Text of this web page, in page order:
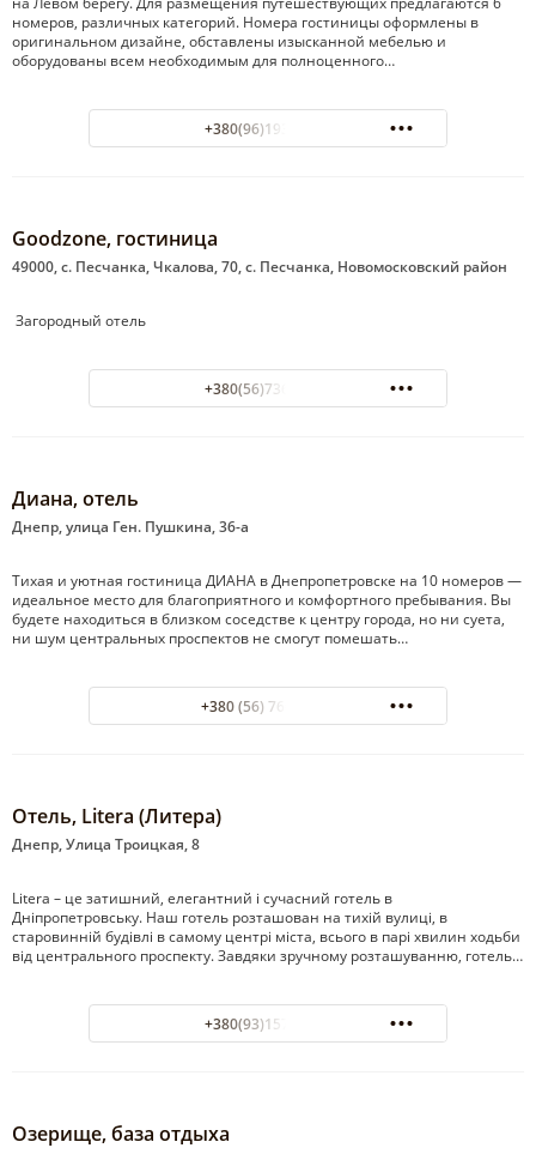
номеров, различных категорий. Номера гостиницы оформлены в
оригинальном дизайне, обставлены изысканной мебелью и
оборудованы всем необходимым для полноценного…
+380(96)193-45-34
Goodzone, гостиница
49000, с. Песчанка, Чкалова, 70, с. Песчанка, Новомосковский район
Загородный отель
+380(56)736-11-58
Диана, отель
Днепр, улица Ген. Пушкина, 36-а
Тихая и уютная гостиница ДИАНА в Днепропетровске на 10 номеров —
идеальное место для благоприятного и комфортного пребывания. Вы
будете находиться в близком соседстве к центру города, но ни суета,
ни шум центральных проспектов не смогут помешать…
+380 (56) 760-83-50
Отель, Litera (Литера)
Днепр, Улица Троицкая, 8
Litera – це затишний, елегантний і сучасний готель в
Дніпропетровську. Наш готель розташован на тихій вулиці, в
старовинній будівлі в самому центрі міста, всього в парі хвилин ходьби
від центрального проспекту. Завдяки зручному розташуванню, готель…
+380(93)157-83-40
Озерище, база отдыха